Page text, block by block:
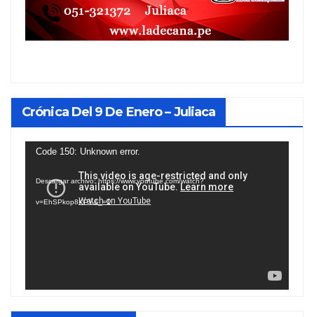
Crónica Del 9 De Enero – Juliaca
Reproductor
vídeo
Code 150: Unknown error.
Descargar archivo: https://www.youtube.com/watch?
v=EhSPkop8KPY&_=1